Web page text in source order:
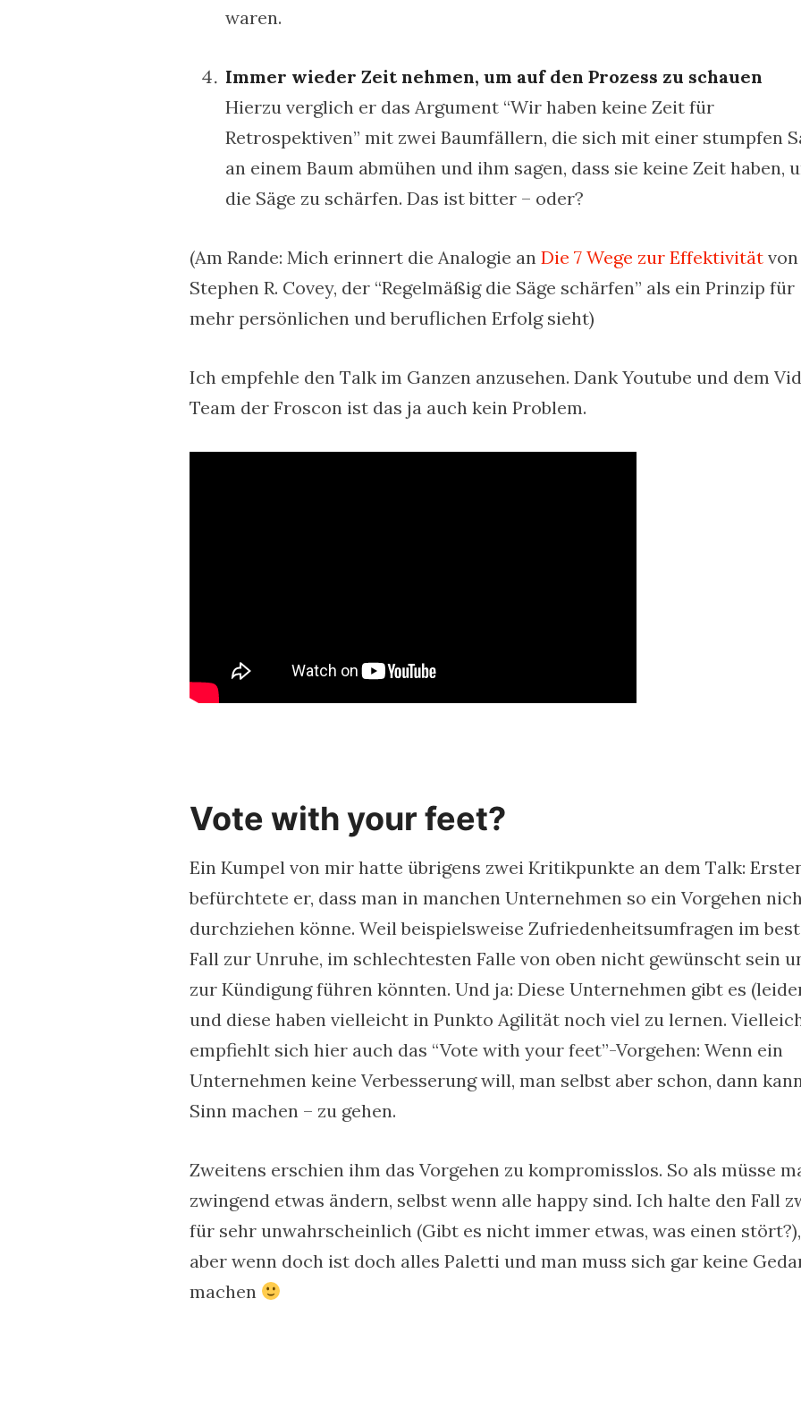
waren.
Immer wieder Zeit nehmen, um auf den Prozess zu schauen
Hierzu verglich er das Argument “Wir haben keine Zeit für
Retrospektiven” mit zwei Baumfällern, die sich mit einer stumpfen
an einem Baum abmühen und ihm sagen, dass sie keine Zeit haben,
die Säge zu schärfen. Das ist bitter – oder?
(Am Rande: Mich erinnert die Analogie an Die 7 Wege zur Effektivitätvon
Stephen R. Covey, der “Regelmäßig die Säge schärfen” als ein Prinzip für
mehr persönlichen und beruflichen Erfolg sieht)
Ich empfehle den Talk im Ganzen anzusehen. Dank Youtube und dem
Team der Froscon ist das ja auch kein Problem.
Vote with your feet?
Ein Kumpel von mir hatte übrigens zwei Kritikpunkte an dem Talk:
befürchtete er, dass man in manchen Unternehmen so ein Vorgehen
durchziehen könne. Weil beispielsweise Zufriedenheitsumfragen im
Fall zur Unruhe, im schlechtesten Falle von oben nicht gewünscht sein
zur Kündigung führen könnten. Und ja: Diese Unternehmen gibt es
und diese haben vielleicht in Punkto Agilität noch viel zu lernen.
empfiehlt sich hier auch das “Vote with your feet”-Vorgehen: Wenn ein
Unternehmen keine Verbesserung will, man selbst aber schon, dann
Sinn machen – zu gehen.
Zweitens erschien ihm das Vorgehen zu kompromisslos. So als müsse
zwingend etwas ändern, selbst wenn alle happy sind. Ich halte den Fall
für sehr unwahrscheinlich (Gibt es nicht immer etwas, was einen stört?),
aber wenn doch ist doch alles Paletti und man muss sich gar keine
machen